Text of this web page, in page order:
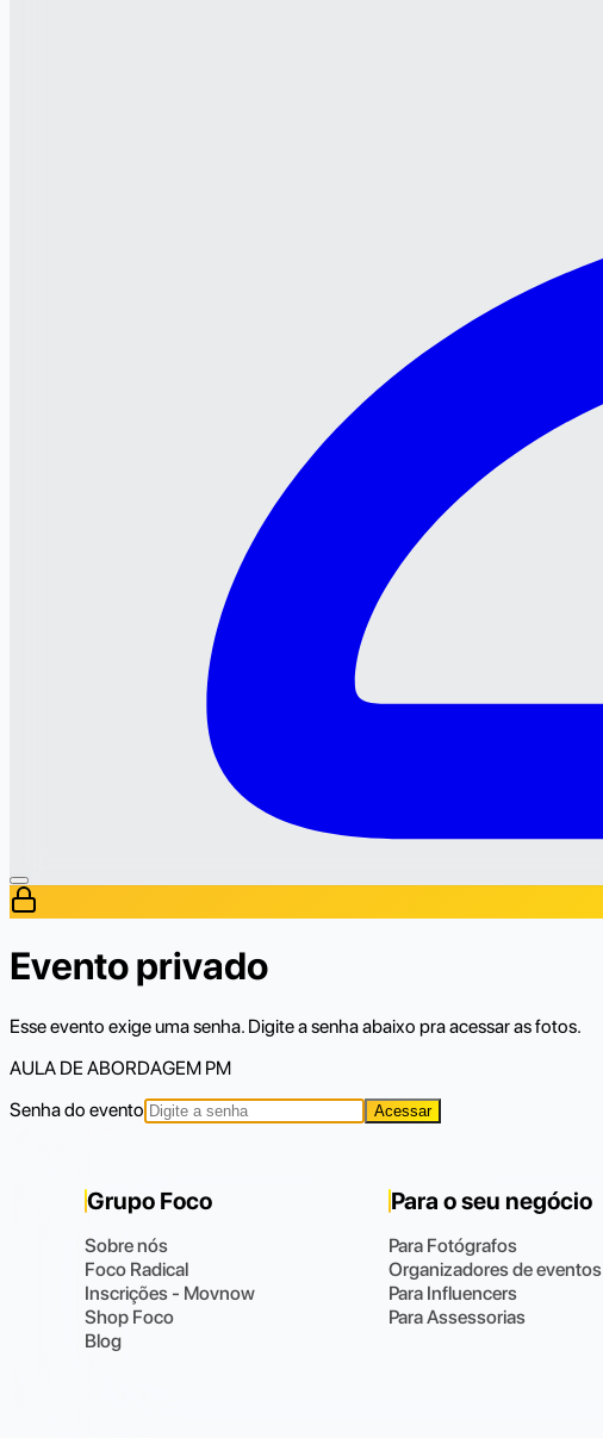
Evento privado
Esse evento exige uma senha. Digite a senha abaixo pra acessar as fotos.
AULA DE ABORDAGEM PM
Senha do evento
Acessar
Grupo Foco
Sobre nós
Foco Radical
Inscrições - Movnow
Shop Foco
Blog
Para o seu negócio
Para Fotógrafos
Organizadores de eventos
Para Influencers
Para Assessorias